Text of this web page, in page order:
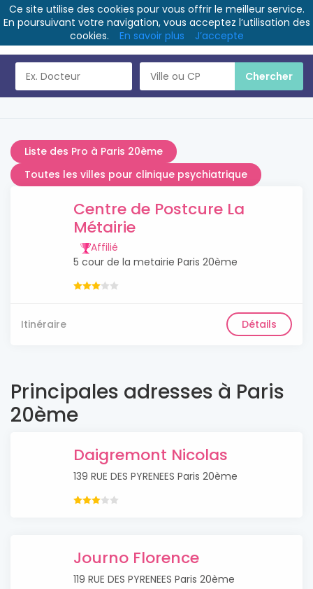
Liste des Pro à Paris 20ème
Toutes les villes pour clinique psychiatrique
Centre de Postcure La
Métairie
Affilié
5 cour de la metairie Paris 20ème
Itinéraire Détails
Principales adresses à Paris
20ème
Daigremont Nicolas
139 RUE DES PYRENEES Paris 20ème
Journo Florence
119 RUE DES PYRENEES Paris 20ème
Ce site utilise des cookies pour vous offrir le meilleur service.
En poursuivant votre navigation, vous acceptez l’utilisation des
cookies.
En savoir plus J’accepte